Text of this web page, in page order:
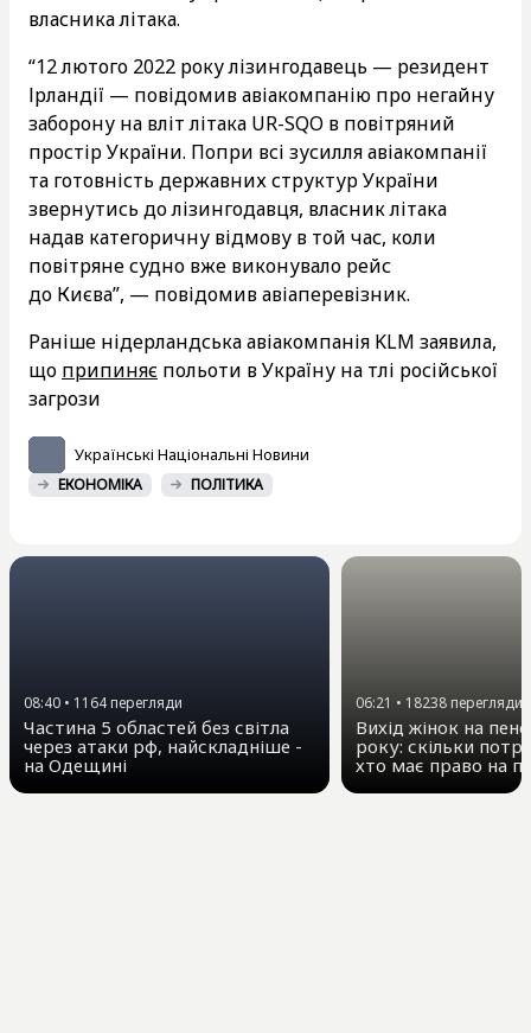
власника літака.
“12 лютого 2022 року лізингодавець — резидент
Ірландії — повідомив авіакомпанію про негайну
заборону на вліт літака UR-SQO в повітряний
простір України. Попри всі зусилля авіакомпанії
та готовність державних структур України
звернутись до лізингодавця, власник літака
надав категоричну відмову в той час, коли
повітряне судно вже виконувало рейс
до Києва”, — повідомив авіаперевізник.
Раніше нідерландська авіакомпанія KLM заявила,
що припиняє польоти в Україну на тлі російської
загрози
Українські Національні Новини
ЕКОНОМІКА ПОЛІТИКА
08:40 • 1164перегляди
Частина 5 областей без світла
через атаки рф, найскладніше -
на Одещині
06:21 • 18238 перегляди
Вихід жінок на
року: скільки
хто має право на